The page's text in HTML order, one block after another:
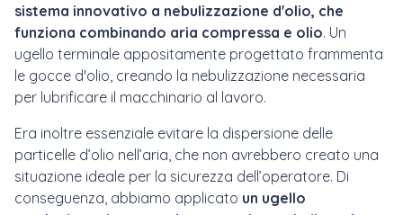
sistema innovativo a nebulizzazione d'olio, che
funziona combinando aria compressa e olio. Un
ugello terminale appositamente progettato frammenta
le gocce d'olio, creando la nebulizzazione necessaria
per lubrificare il macchinario al lavoro.
Era inoltre essenziale evitare la dispersione delle
particelle d’olio nell’aria, che non avrebbero creato una
situazione ideale per la sicurezza dell’operatore. Di
conseguenza, abbiamo applicato un ugello